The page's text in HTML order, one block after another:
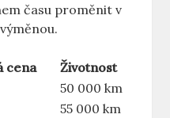
času proměnit v
cena
Životnost
50​ 000 km
55 ⁣000 ‌km